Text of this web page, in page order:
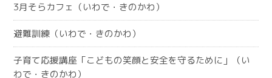
3月そらカフェ（いわで・きのかわ）
避難訓練（いわで・きのかわ）
子育て応援講座「こどもの笑顔と安全を守るために」（い
わで・きのかわ）